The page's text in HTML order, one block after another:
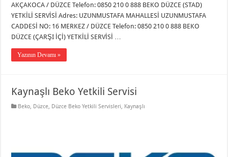
AKÇAKOCA / DÜZCE Telefon: 0850 210 0 888 BEKO DÜZCE (STAD)
YETKİLİ SERVİSİ Adres: UZUNMUSTAFA MAHALLESİ UZUNMUSTAFA
CADDESİ NO: 16 MERKEZ / DÜZCE Telefon: 0850 210 0 888 BEKO
DÜZCE (ÇARŞI İÇİ) YETKİLİ SERVİSİ …
Yazının Devamı »
Kaynaşlı Beko Yetkili Servisi
Beko, Düzce, Düzce Beko Yetkili Servisleri, Kaynaşlı